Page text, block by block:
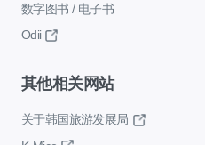
数字图书 / 电子书
Odii
其他相关网站
关于韩国旅游发展局